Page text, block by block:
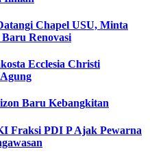
Chapel USU, Minta
Renovasi
Ecclesia Christi
Baru Kebangkitan
Fraksi PDI P Ajak Pewarna